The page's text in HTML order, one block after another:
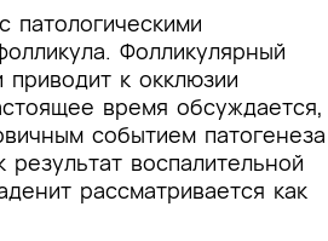
патологическими
Фолликулярный
к окклюзии
время обсуждается,
событием патогенеза
воспалительной
рассматривается как